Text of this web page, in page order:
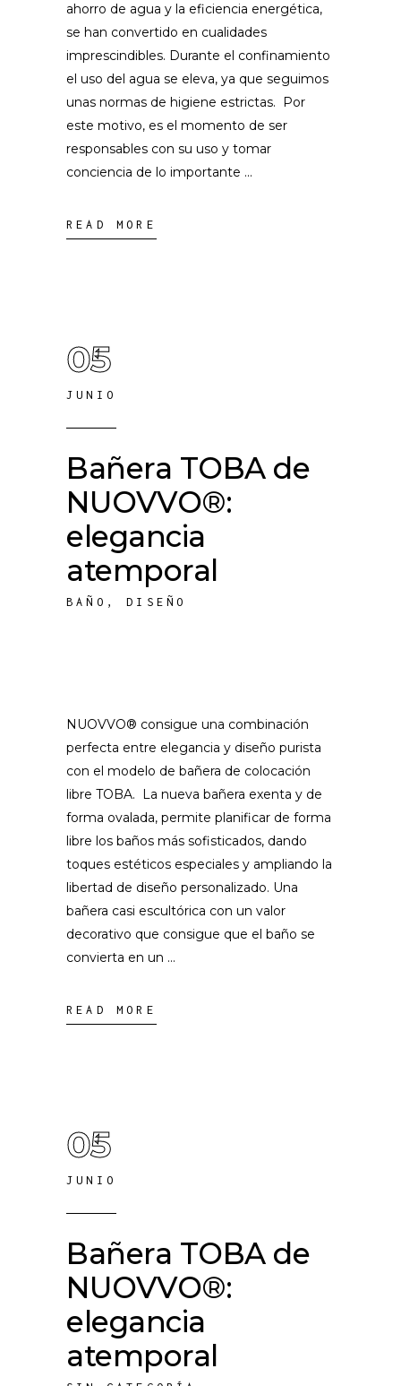
ahorro de agua y la eficiencia energética,
se han convertido en cualidades
imprescindibles. Durante el confinamiento
el uso del agua se eleva, ya que seguimos
unas normas de higiene estrictas. Por
este motivo, es el momento de ser
responsables con su uso y tomar
conciencia de lo importante
READ MORE
05
JUNIO
Bañera TOBA de
NUOVVO®:
elegancia
atemporal
BAÑO ,DISEÑO
NUOVVO® consigue una combinación
perfecta entre elegancia y diseño purista
con el modelo de bañera de colocación
libre TOBA. La nueva bañera exenta y de
forma ovalada, permite planificar de forma
libre los baños más sofisticados, dando
toques estéticos especiales y ampliando la
libertad de diseño personalizado. Una
bañera casi escultórica con un valor
decorativo que consigue que el baño se
convierta en un
READ MORE
05
JUNIO
Bañera TOBA de
NUOVVO®:
elegancia
atemporal